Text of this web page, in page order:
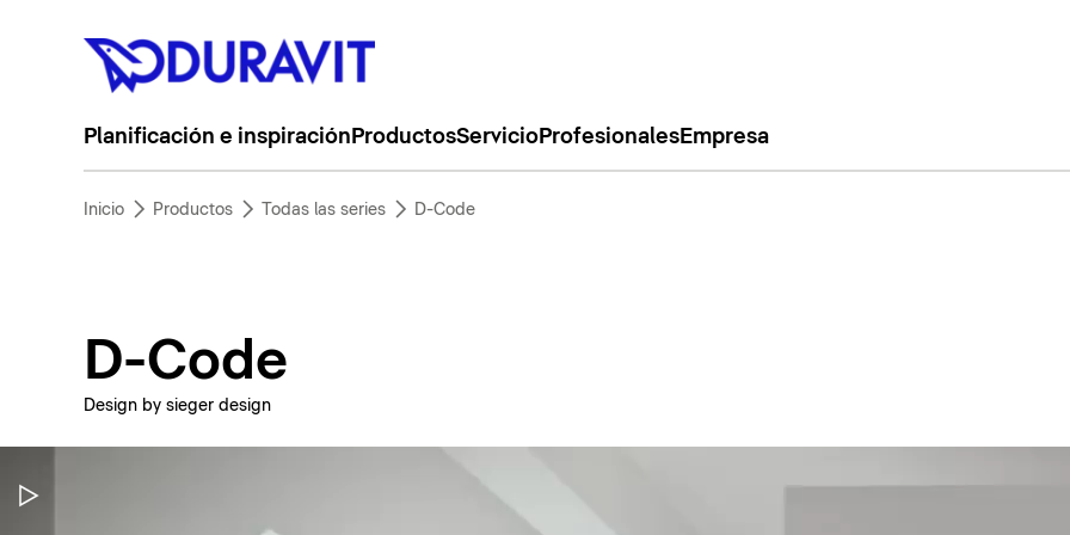
Planificación e inspiración ProductosServicioProfesionalesEmpresa
Inicio Productos Todas las series D-Code
D-Code
Design by sieger design
Pausar vídeo